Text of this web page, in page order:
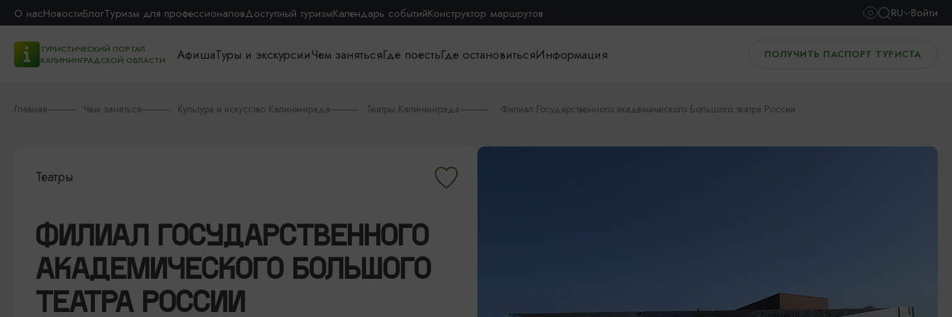
О насНовостиБлогТуризм для профессионаловДоступный туризмКалендарь событийКонструктор маршрутов RU Войти
ТУРИСТИЧЕСКИЙ ПОРТАЛ
КАЛИНИНГРАДСКОЙ ОБЛАСТИ
АфишаТуры и экскурсииЧем занятьсяГде поестьГде остановитьсяИнформация ПОЛУЧИТЬ ПАСПОРТ ТУРИСТА
Главная Чем заняться Культура и искусство Калининграда Театры Калининграда Филиал Государственного академического Большого театра России
Театры
ФИЛИАЛ ГОСУДАРСТВЕННОГО
АКАДЕМИЧЕСКОГО БОЛЬШОГО
ТЕАТРА РОССИИ